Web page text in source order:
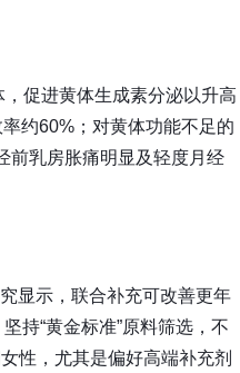
促进黄体生成素分泌以升高
约60%；对黄体功能不足的
前乳房胀痛明显及轻度月经
显示，联合补充可改善更年
持“黄金标准”原料筛选，不
性，尤其是偏好高端补充剂